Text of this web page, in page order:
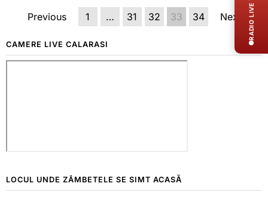
Previous 1 … 31 32 33 34 Next
CAMERE LIVE CALARASI
LOCUL UNDE ZÂMBETELE SE SIMT ACASĂ
RADIO LIVE